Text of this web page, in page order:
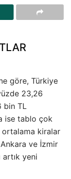
göre, Türkiye
23,26
bin TL
ise tablo çok
ortalama kiralar
Ankara ve İzmir
yeni